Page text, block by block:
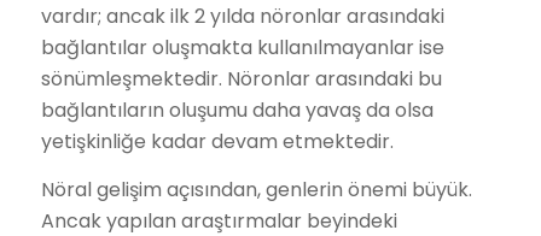
vardır; ancak ilk 2 yılda nöronlar arasındaki
bağlantılar oluşmakta kullanılmayanlar ise
sönümleşmektedir. Nöronlar arasındaki bu
bağlantıların oluşumu daha yavaş da olsa
yetişkinliğe kadar devam etmektedir.
Nöral gelişim açısından, genlerin önemi büyük.
Ancak yapılan araştırmalar beyindeki